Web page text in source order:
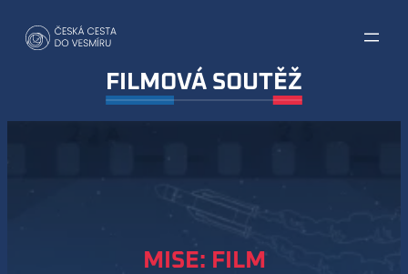
FILMOVÁ SOUTĚŽ
MISE: FILM